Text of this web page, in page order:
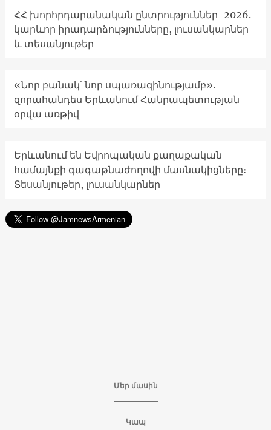
ՀՀ խորհրդարանական ընտրություններ-2026.
կարևոր իրադարձությունները, լուսանկարներ
և տեսանյութեր
«Նոր բանակ՝ նոր սպառազինությամբ».
զորահանդես Երևանում Հանրապետության
օրվա առթիվ
Երևանում են Եվրոպական քաղաքական
համայնքի գագաթնաժողովի մասնակիցները։
Տեսանյութեր, լուսանկարներ
Մեր մասին
Կապ